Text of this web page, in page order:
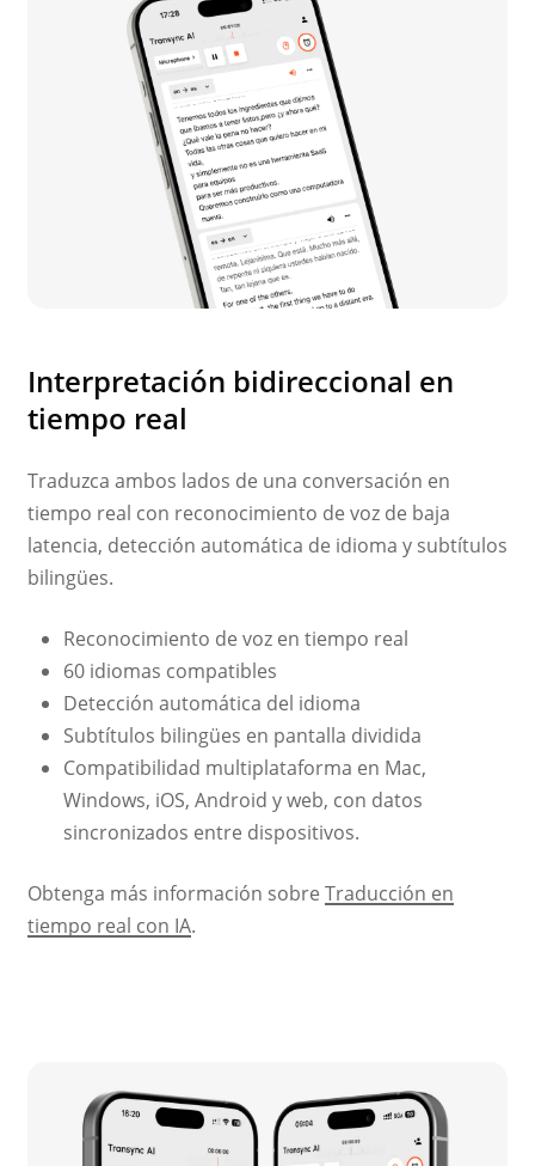
Interpretación bidireccional en
tiempo real
Traduzca ambos lados de una conversación en
tiempo real con reconocimiento de voz de baja
latencia, detección automática de idioma y subtítulos
bilingües.
Reconocimiento de voz en tiempo real
60 idiomas compatibles
Detección automática del idioma
Subtítulos bilingües en pantalla dividida
Compatibilidad multiplataforma en Mac,
Windows, iOS, Android y web, con datos
sincronizados entre dispositivos.
Obtenga más información sobre Traducción en
tiempo real con IA.